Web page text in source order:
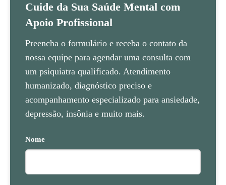
Cuide da Sua Saúde Mental com
Apoio Profissional
Preencha o formulário e receba o contato da
nossa equipe para agendar uma consulta com
um psiquiatra qualificado. Atendimento
humanizado, diagnóstico preciso e
acompanhamento especializado para ansiedade,
depressão, insônia e muito mais.
Nome